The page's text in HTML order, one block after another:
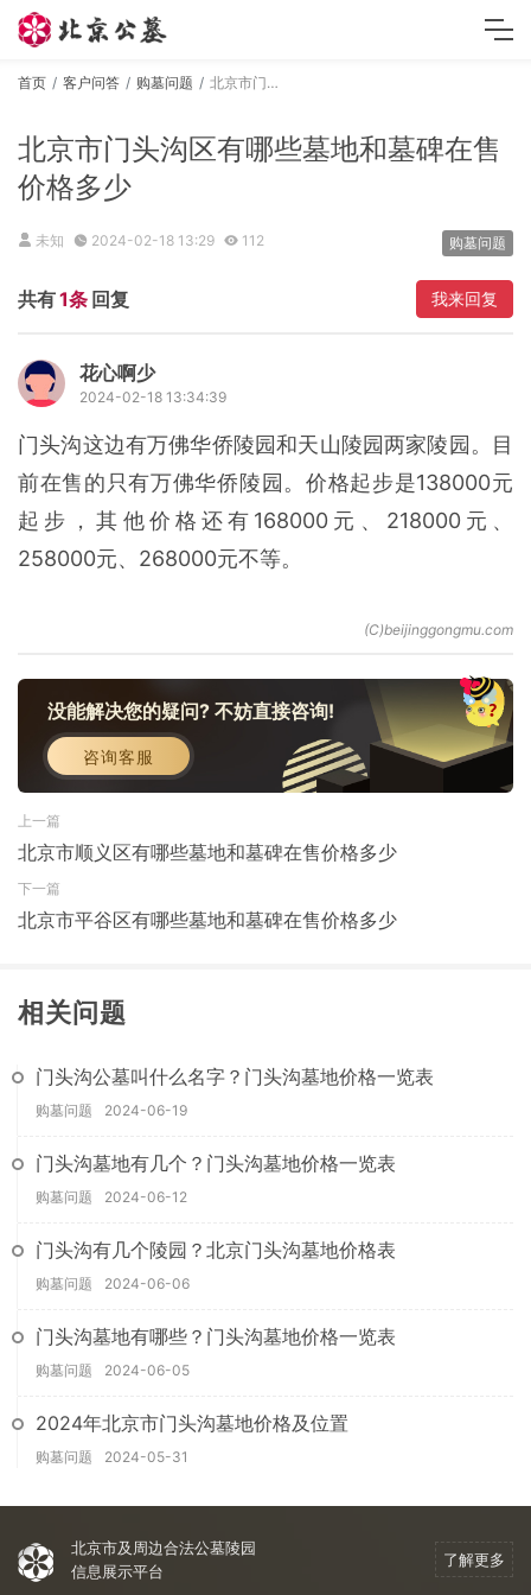
首页 客户问答 购墓问题 北京市门头沟区有哪些墓地和墓碑在售价格多少
北京市门头沟区有哪些墓地和墓碑在售
价格多少
未知 2024-02-18 13:29 112 购墓问题
共有1条 回复 我来回复
花心啊少
2024-02-18 13:34:39
门头沟这边有万佛华侨陵园和天山陵园两家陵园。目
前在售的只有万佛华侨陵园。价格起步是138000元
起步，其他价格还有168000元、218000元、
258000元、268000元不等。
没能解决您的疑问? 不妨直接咨询!
咨询客服
上一篇
北京市顺义区有哪些墓地和墓碑在售价格多少
下一篇
北京市平谷区有哪些墓地和墓碑在售价格多少
相关问题
门头沟公墓叫什么名字？门头沟墓地价格一览表
购墓问题 2024-06-19
门头沟墓地有几个？门头沟墓地价格一览表
购墓问题 2024-06-12
门头沟有几个陵园？北京门头沟墓地价格表
购墓问题 2024-06-06
门头沟墓地有哪些？门头沟墓地价格一览表
购墓问题 2024-06-05
2024年北京市门头沟墓地价格及位置
购墓问题 2024-05-31
北京市及周边合法公墓陵园
信息展示平台
了解更多